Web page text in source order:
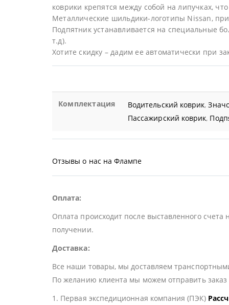
коврики крепятся между собой на липучках,
Металлические шильдики-логотипы Nissan,
Подпятник устанавливается на специальные
т.д).
Хотите скидку – дадим ее автоматически при
Комплектация Водительский коврик,
Пассажирский коврик,
Отзывы о нас на Флампе
Оплата:
Оплата происходит после выставленного
получении.
Доставка:
Все наши товары, мы доставляем
По желанию клиента мы можем отправить
1. Первая экспедиционная компания (ПЭК)